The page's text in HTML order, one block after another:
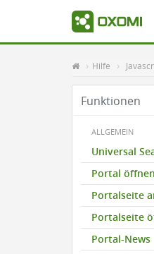
Hilfe
Funktionen
ALLGEMEIN
Universal
Portal öffnen
Portalseite
Portalseite
Portal-News